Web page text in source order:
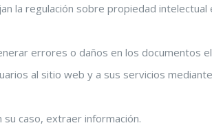
la regulación sobre propiedad intelectual
errores o daños en los documentos
al sitio web y a sus servicios
caso, extraer información.